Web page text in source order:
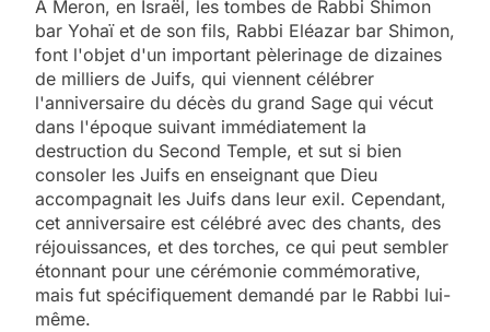
À Meron, en Israël, les tombes de Rabbi Shimon
bar Yohaï et de son fils, Rabbi Eléazar bar Shimon,
font l'objet d'un important pèlerinage de dizaines
de milliers de Juifs, qui viennent célébrer
l'anniversaire du décès du grand Sage qui vécut
dans l'époque suivant immédiatement la
destruction du Second Temple, et sut si bien
consoler les Juifs en enseignant que Dieu
accompagnait les Juifs dans leur exil. Cependant,
cet anniversaire est célébré avec des chants, des
réjouissances, et des torches, ce qui peut sembler
étonnant pour une cérémonie commémorative,
mais fut spécifiquement demandé par le Rabbi lui-
même.